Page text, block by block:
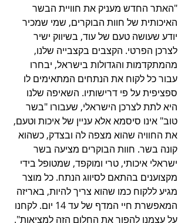
"האתר החדש מעניק את חוויית הבשר
האיכותית של חוות הבוקרים, שמי שמכיר
יודע שעושה טעם של עוד, בשיווק ישיר
לצרכן הפרטי. הקצבים בקצבייה שלנו,
מהמתקדמות והגדולות בישראל, יבחרו
עבור כל לקוח את הנתחים המתאימים לו
ספציפית על פי דרישותיו. השאיפה שלנו
היא לתת לצרכן הישראלי, שעבורו "בשר
טוב" אינו סיסמא אלא עניין של איכות וטעם,
את החוויה שהוא מצפה לה ובצדק, כשהוא
קונה בשר. חוות הבוקרים מציעה בשר
ישראלי איכותי, טרי ומוקפד, שמטופל בידי
מקצוענים בהתאם לסיווג הנתח. כל מוצר
מגיע ללקוח כמו שהוא צריך להיות, באריזה
המאפשרת חיי המדף של עד 14 יום. לקחנו
על עצמנו להפוך את החלום הזה למציאות".